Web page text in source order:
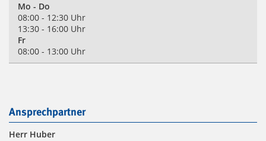
Mo - Do
08:00 - 12:30 Uhr
13:30 - 16:00 Uhr
Fr
08:00 - 13:00 Uhr
Ansprechpartner
Herr Huber